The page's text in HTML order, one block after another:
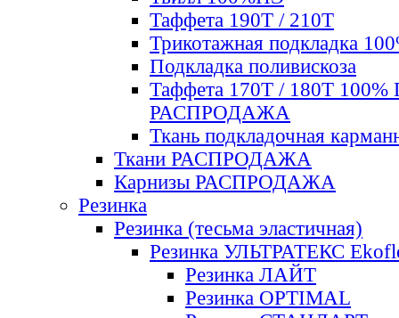
Таффета 190Т / 210Т
Трикотажная подкладка
Подкладка поливискоза
Таффета 170Т / 180Т 100%
РАСПРОДАЖА
Ткань подкладочная
Ткани РАСПРОДАЖА
Карнизы РАСПРОДАЖА
Резинка
Резинка (тесьма эластичная)
Резинка УЛЬТРАТЕКС
Резинка ЛАЙТ
Резинка OPTIMAL